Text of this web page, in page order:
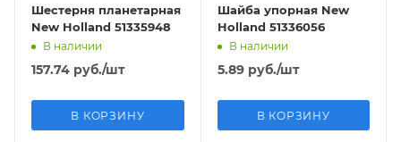
Шестерня планетарная
New Holland 51335948
В наличии
157.74 руб./шт
В КОРЗИНУ
Шайба упорная New
Holland 51336056
В наличии
5.89руб./шт
В КОРЗИНУ